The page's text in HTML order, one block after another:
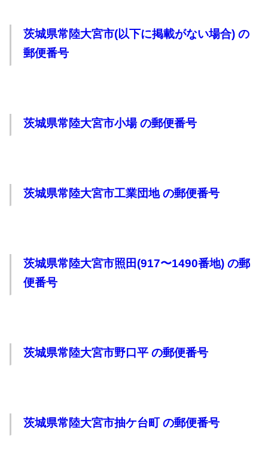
茨城県常陸大宮市(以下に掲載がない場合) の
郵便番号
茨城県常陸大宮市小場 の郵便番号
茨城県常陸大宮市工業団地 の郵便番号
茨城県常陸大宮市照田(917〜1490番地) の郵
便番号
茨城県常陸大宮市野口平 の郵便番号
茨城県常陸大宮市抽ケ台町 の郵便番号